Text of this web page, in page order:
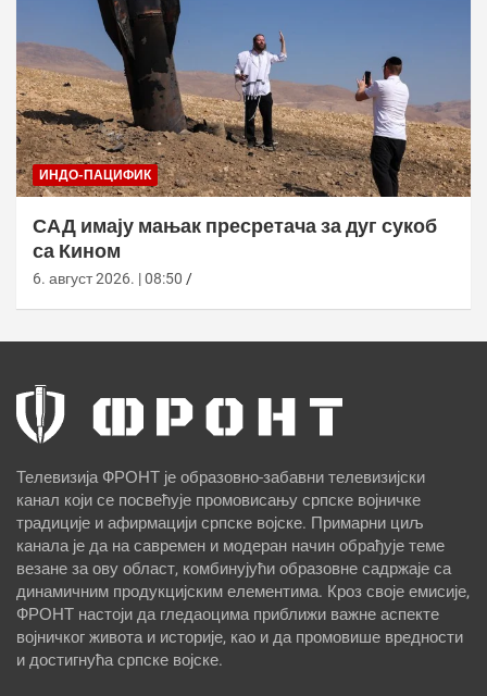
ИНДО-ПАЦИФИК
САД имају мањак пресретача за дуг сукоб
са Кином
6. август 2026. | 08:50
Телевизија ФРОНТ је образовно-забавни телевизијски
канал који се посвећује промовисању српске војничке
традиције и афирмацији српске војске. Примарни циљ
канала је да на савремен и модеран начин обрађује теме
везане за ову област, комбинујући образовне садржаје са
динамичним продукцијским елементима. Кроз своје емисије,
ФРОНТ настоји да гледаоцима приближи важне аспекте
војничког живота и историје, као и да промовише вредности
и достигнућа српске војске.